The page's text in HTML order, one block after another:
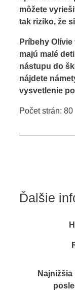
môžete
tak riziko, že
Príbehy
majú malé
nástupu do
nájdete
vysvetlenie
Počet strán: 80
Ďalšie